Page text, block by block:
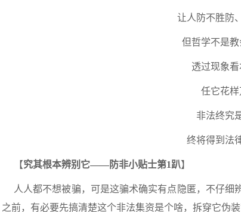
让人防不胜防
但哲学不是教
透过现象
任它花样
非法终究
终将得到法
【究其根本辨别它——防非小贴士第1趴】
人人都不想被骗，可是这骗术确实有点隐匿，不仔
之前，有必要先搞清楚这个非法集资是个啥，拆穿它伪装